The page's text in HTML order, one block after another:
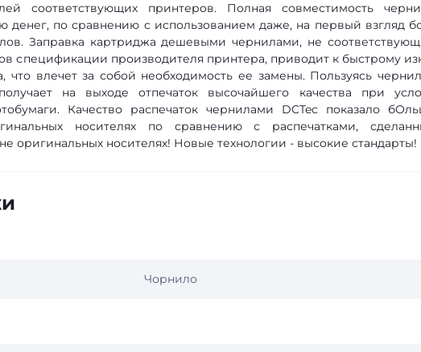
соответствующих принтеров. Полная совместимость
денег, по сравнению с использованием даже, на первый взгляд
Заправка картриджа дешевыми чернилами, не
спецификации производителя принтера, приводит к быстрому
что влечет за собой необходимость ее замены. Пользуясь
на выходе отпечаток высочайшего качества при
Качество распечаток чернилами DCTec показало
носителях по сравнению с распечатками,
оригинальных носителях! Новые технологии - высокие стандарты!
Чорнило